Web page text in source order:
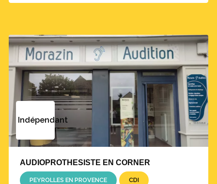
Indépendant
AUDIOPROTHESISTE EN CORNER
PEYROLLES EN PROVENCE CDI